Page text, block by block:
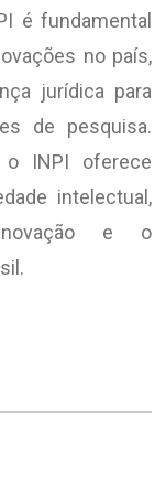
é fundamental
no país,
jurídica para
de pesquisa.
INPI oferece
intelectual,
e o